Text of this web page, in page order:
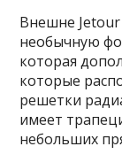
Внешне
необычную
которая
которые
решетки
имеет
небольших